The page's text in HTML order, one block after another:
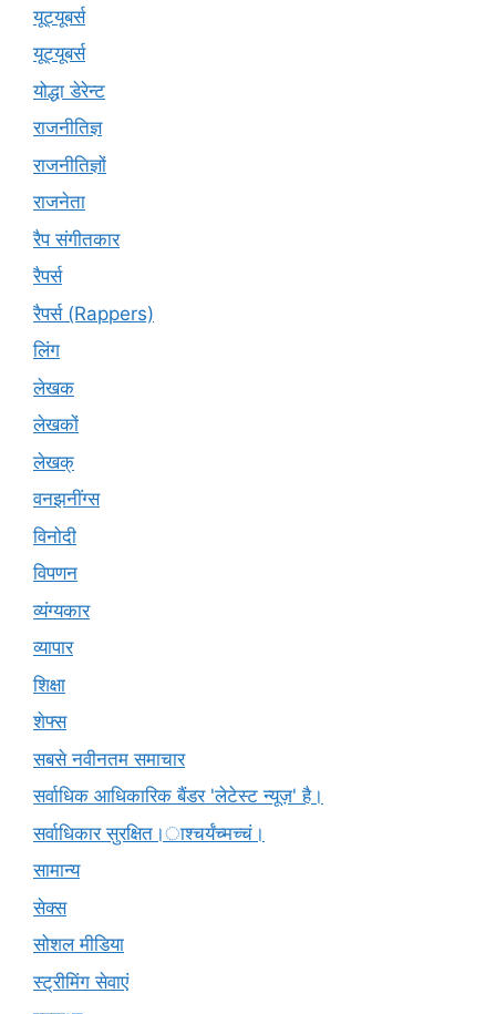
यूट्यूबर्स
यूट्‍यूबर्स
योद्धा डेरेन्ट
राजनीतिज्ञ
राजनीतिज्ञों
राजनेता
रैप संगीतकार
रैपर्स
रैपर्स (Rappers)
लिंग
लेखक
लेखकों
लेखक्
वनझनींग्स
विनोदी
विपणन
व्यंग्यकार
व्यापार
शिक्षा
शेफ्स
सबसे नवीनतम समाचार
सर्वाधिक आधिकारिक बैंडर 'लेटेस्ट न्यूज़' है।
सर्वाधिकार सुरक्षित।ाश्चर्यंच्मच्चं।
सामान्य
सेक्स
सोशल मीडिया
स्ट्रीमिंग सेवाएं